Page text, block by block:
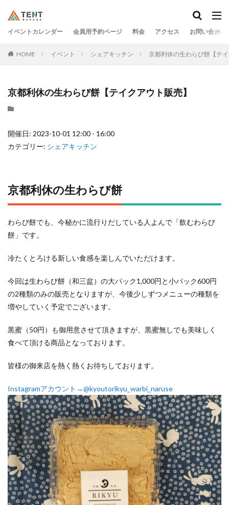
イベントカレンダー 会員用予約ページ 料金 アクセス お問い合わせ
HOME イベント シェアキッチン 京都利休の生わらび餅【テ
京都利休の生わらび餅【テイクアウト販売】
開催日: 2023-10-01 12:00 - 16:00
カテゴリー: シェアキッチン
京都利休の生わらび餅
わらび餅でも、今秘かに流行りだしている人よんで「飲むわらび
餅」です。
冷たくとろける新しい食感を楽しんでいただけます。
今回は生わらび餅（和三盆）の大パック1,000円と小パック600円
の2種類のみの販売となりますが、今後少しずつメニューの種類を
増やしていく予定でございます。
黒蜜（50円）も御用意させて頂きますが、黒蜜無しでも美味しく
食べて頂ける商品となっております。
皆様の御来店を熱く熱くお待ちしております。
Instagramアカウント→@kyoutorikyu_warbi_naruse